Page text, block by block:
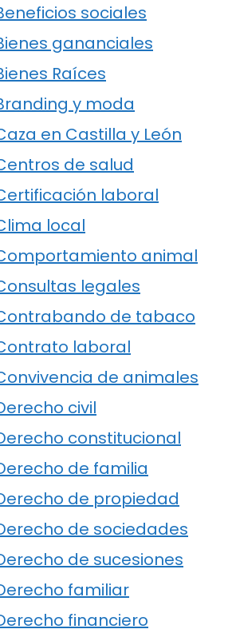
sociales
gananciales
Raíces
y moda
en Castilla y León
de salud
laboral
local
animal
legales
de tabaco
laboral
de animales
civil
constitucional
de familia
de propiedad
de sociedades
de sucesiones
familiar
financiero